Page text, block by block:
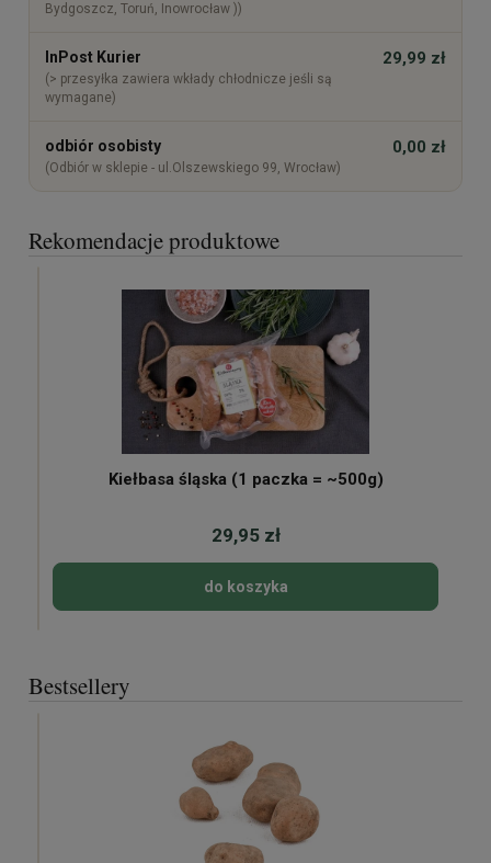
Bydgoszcz, Toruń, Inowrocław ))
InPost Kurier
(> przesyłka zawiera wkłady chłodnicze jeśli są
wymagane)
29,99 zł
odbiór osobisty
(Odbiór w sklepie - ul.Olszewskiego 99, Wrocław)
0,00 zł
Rekomendacje produktowe
Kiełbasa śląska (1 paczka = ~500g)
29,95 zł
do koszyka
Bestsellery